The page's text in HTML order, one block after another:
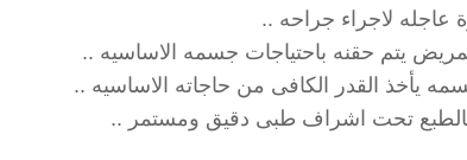
عاجله لاجراء جراحه ..
يتم حقنه باحتياجات جسمه الاساسيه ..
يأخذ القدر الكافى من حاجاته الاساسيه ..
تحت اشراف طبى دقيق ومستمر ..